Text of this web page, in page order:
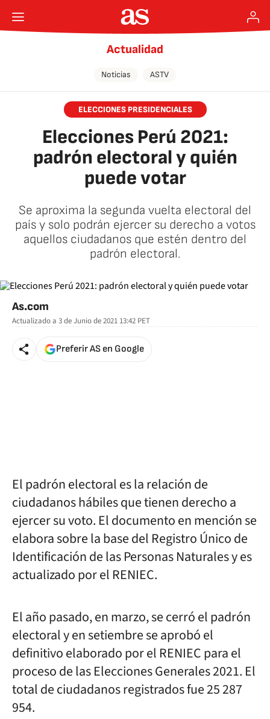
Actualidad
Noticias ASTV
ELECCIONES PRESIDENCIALES
Elecciones Perú 2021:
padrón electoral y quién
puede votar
Se aproxima la segunda vuelta electoral del
país y solo podrán ejercer su derecho a votos
aquellos ciudadanos que estén dentro del
padrón electoral.
As.com
Actualizado a 3 de Junio de 2021 13:42 PET
Preferir AS en Google
Elpadrón electoral es la relación de
ciudadanos hábiles que tienen derecho a
ejercer su voto. El documento en mención se
elabora sobre la base del Registro Único de
Identificación de las Personas Naturales y es
actualizado por el RENIEC.
El año pasado, en marzo, se cerró el padrón
electoral y en setiembre se aprobó el
definitivoelaborado por el RENIEC para el
proceso de las Elecciones Generales 2021. El
total deciudadanos registrados fue 25 287
954.